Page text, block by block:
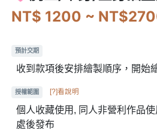
NT$ 1200 ~
預計交期
收到款項後安排繪製順序，開始
授權範圍 [?]看說明
個人收藏使用, 同人非營利作品
處後發布